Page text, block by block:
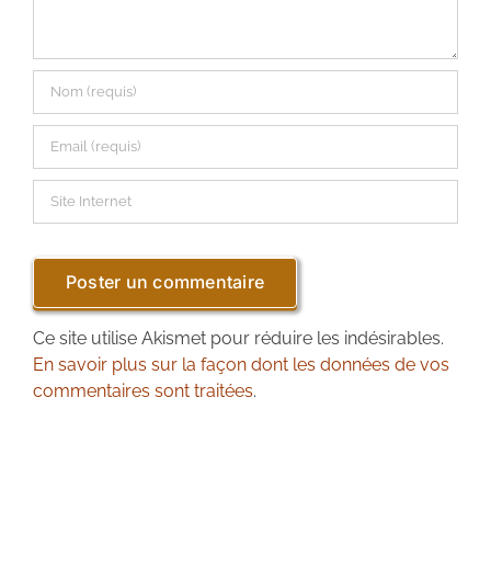
Ce site utilise Akismet pour réduire les indésirables.
En savoir plus sur la façon dont les données de vos
commentaires sont traitées.